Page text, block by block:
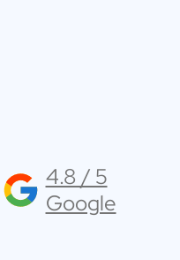
4.8 / 5
Google